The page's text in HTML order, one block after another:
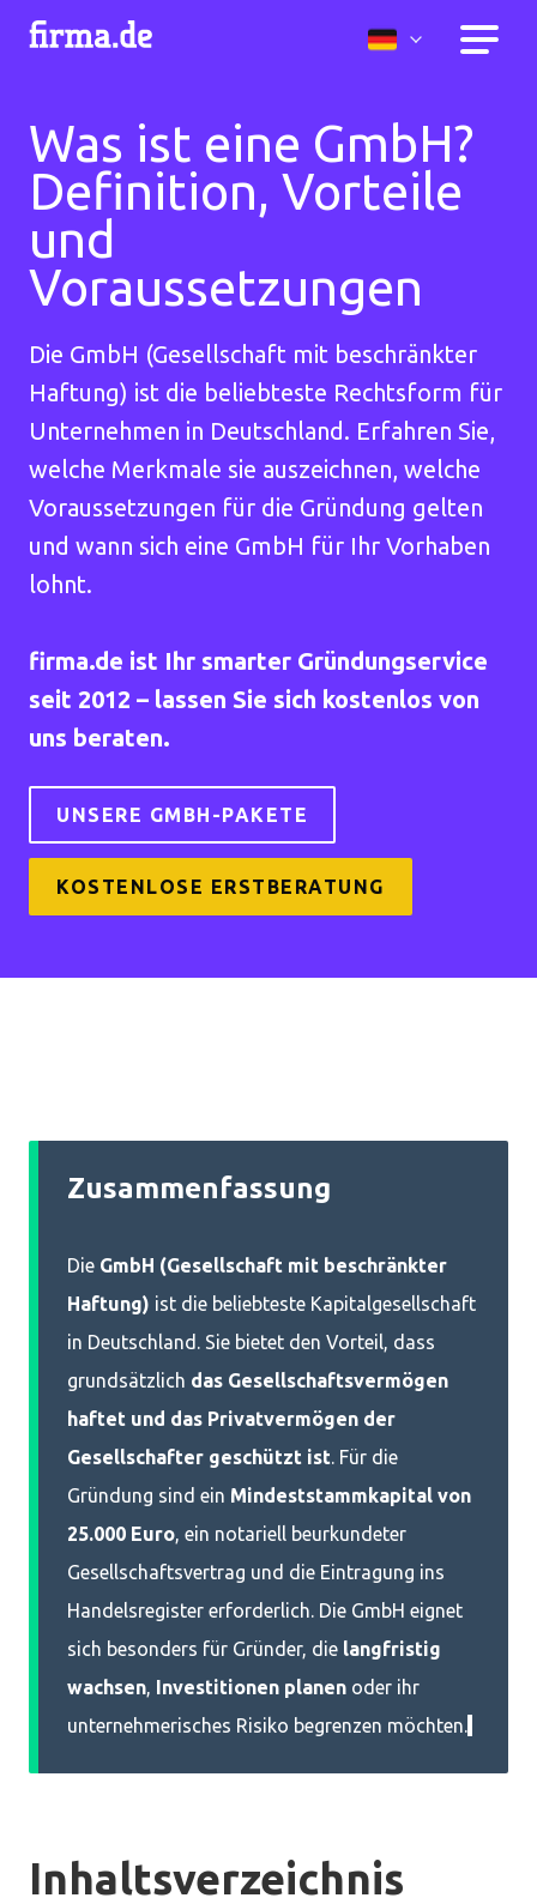
Was ist eine GmbH?
Definition, Vorteile
und
Voraussetzungen
Die GmbH (Gesellschaft mit beschränkter
Haftung) ist die beliebteste Rechtsform für
Unternehmen in Deutschland. Erfahren Sie,
welche Merkmale sie auszeichnen, welche
Voraussetzungen für die Gründung gelten
und wann sich eine GmbH für Ihr Vorhaben
lohnt.
firma.de ist Ihr smarter Gründungservice
seit 2012 – lassen Sie sich kostenlos von
uns beraten.
UNSERE GMBH-PAKETE
KOSTENLOSE ERSTBERATUNG
Zusammenfassung
Die GmbH (Gesellschaft mit beschränkter
Haftung) ist die beliebteste Kapitalgesellschaft
in Deutschland. Sie bietet den Vorteil, dass
grundsätzlich das Gesellschaftsvermögen
haftet und das Privatvermögen der
Gesellschafter geschützt ist. Für die
Gründung sind ein Mindeststammkapital von
25.000 Euro, ein notariell beurkundeter
Gesellschaftsvertrag und die Eintragung ins
Handelsregister erforderlich. Die GmbH eignet
sich besonders für Gründer, die langfristig
wachsen, Investitionen planen oder ihr
unternehmerisches Risiko begrenzen möchten.
Inhaltsverzeichnis